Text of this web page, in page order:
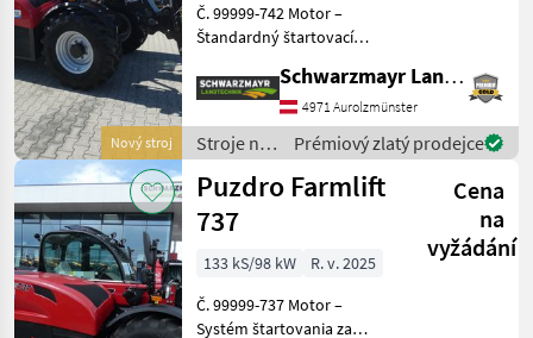
Nový stroj
Č. 99999-742 Motor –
Štandardný štartovací
norma) – Štandardný
chladiaci systém –
ventilátor – Motor 96 kW /
145 PS, stupeň V
Prevodovka –
Schwarzmayr Landtechnik GmbH - Aurolzmünster
4971 Aurolzmünster
Stroje na
stavbu /
Case IH
Prémiový zlatý prodejce
Puzdro Farmlift
737
Cena
na
vyžádání
133 kS/98 kW
R. v. 2025
Č. 99999-737 Motor –
Systém štartovania za